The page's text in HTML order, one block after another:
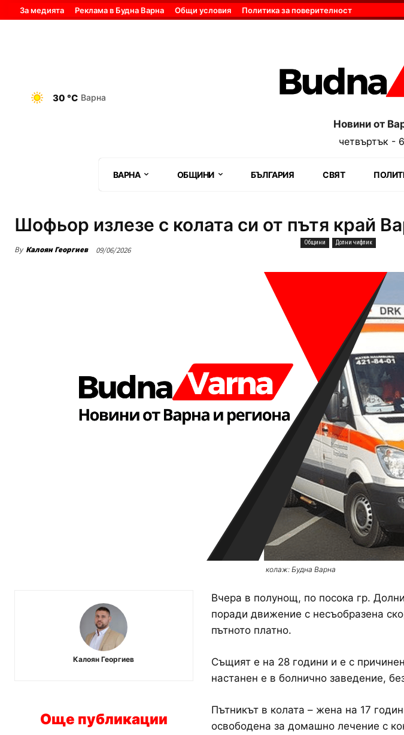
За медията Реклама в Будна Варна Общи условия Политика за поверителност
30 °C Варна
Новини от
четвъртък -
ВАРНА ОБЩИНИ БЪЛГАРИЯ СВЯТ
Шофьор излезе с колата си от пътя край
By Калоян Георгиев 09/06/2026
Общини Долни чифлик
колаж: Будна Варна
Калоян Георгиев
Още публикации
Вчера в полунощ, по посока гр.
поради движение с несъобразена
пътното платно.
Същият е на 28 години и е с
настанен е в болнично заведение,
Пътникът в колата – жена на 17
освободена за домашно лечение с